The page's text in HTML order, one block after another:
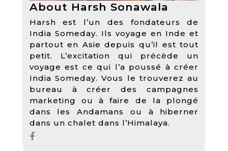
About Harsh Sonawala
Harsh est l’un des fondateurs de
India Someday. Ils voyage en Inde et
partout en Asie depuis qu’il est tout
petit. L’excitation qui précède un
voyage est ce qui l’a poussé à créer
India Someday. Vous le trouverez au
bureau à créer des campagnes
marketing ou à faire de la plongé
dans les Andamans ou à hiberner
dans un chalet dans l’Himalaya.